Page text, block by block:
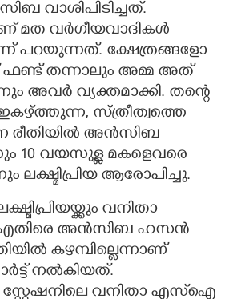
വാശിപിടിച്ചത്.
വർഗീയവാദികൾ
പറയുന്നത്. ക്ഷേത്രങ്ങളോ
ഫണ്ട് തന്നാലും അമ്മ അത്
അവർ വ്യക്തമാക്കി. തന്റെ
സ്ത്രീത്വത്തെ
രീതിയില്‍ അന്‍സിബ
10 വയസുള്ള മകളെവരെ
ലക്ഷ്മിപ്രിയ ആരോപിച്ചു.
വനിതാ
അന്‍സിബ ഹസന്‍
കഴമ്പില്ലെന്നാണ്
നൽകിയത്.
വനിതാ എസ്ഐ